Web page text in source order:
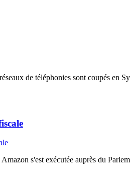
de téléphonies sont coupés en
s'est exécutée auprès du